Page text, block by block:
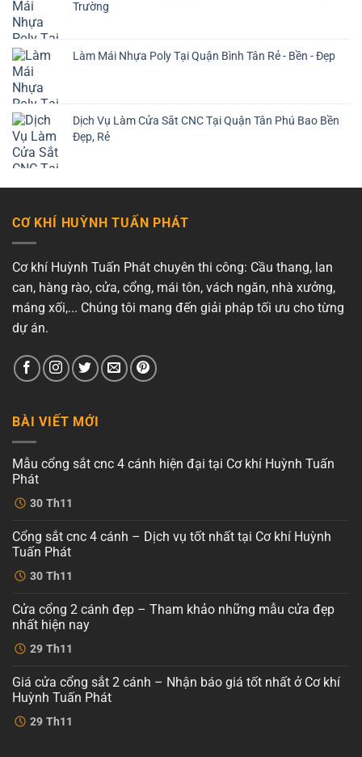
Trường
Làm Mái Nhựa Poly Tại Quận Bình Tân Rẻ - Bền - Đẹp
Dịch Vụ Làm Cửa Sắt CNC Tại Quận Tân Phú Bao Bền
Đẹp, Rẻ
CƠ KHÍ HUỲNH TUẤN PHÁT
Cơ khí Huỳnh Tuấn Phát chuyên thi công: Cầu thang, lan
can, hàng rào, cửa, cổng, mái tôn, vách ngăn, nhà xưởng,
máng xối,... Chúng tôi mang đến giải pháp tối ưu cho từng
dự án.
BÀI VIẾT MỚI
30 Th11
Mẫu cổng sắt cnc 4 cánh hiện đại tại Cơ khí Huỳnh Tuấn
Phát
Không
có
ở
Mẫu
cổng
sắt
cnc
hiện
đại
tại
Cơ
khí
Phát
30 Th11
Cổng sắt cnc 4 cánh – Dịch vụ tốt nhất tại Cơ khí Huỳnh
Tuấn Phát
Không
có
ở
Cổng
sắt
cnc
4
Dịch
vụ
tốt
nhất
tại
29 Th11
Cửa cổng 2 cánh đẹp – Tham khảo những mẫu cửa đẹp
nhất hiện nay
Không
có
ở
Cửa
cổng
cánh 29 Th11
Giá cửa cổng sắt 2 cánh – Nhận báo giá tốt nhất ở Cơ khí
Huỳnh Tuấn Phát
Không
có